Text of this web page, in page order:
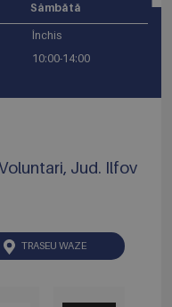
Sâmbătă
Închis
10:00-14:00
Jud. Ilfov
TRASEU WAZE